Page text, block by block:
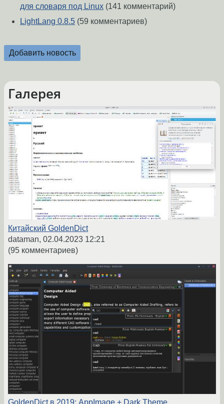
для словаря под Linux (141 комментарий)
LightLang 0.8.5 (59 комментариев)
Добавить новость
Галерея
Китайский GoldenDict
dataman, 02.04.2023 12:21
(95 комментариев)
GoldenDict в 2019: AppImage + Dark Theme